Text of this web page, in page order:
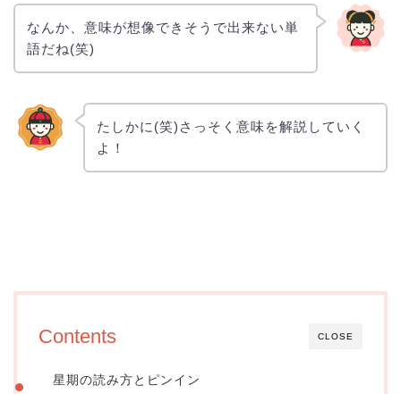
なんか、意味が想像できそうで出来ない単
語だね(笑)
たしかに(笑)さっそく意味を解説していく
よ！
CLOSE
Contents
星期の読み方とピンイン